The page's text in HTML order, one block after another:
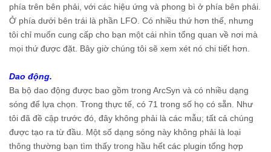
phía trên bên phải, với các hiệu ứng và phong bì ở phía bên phải.
Ở phía dưới bên trái là phần LFO. Có nhiều thứ hơn thế, nhưng
tôi chỉ muốn cung cấp cho bạn một cái nhìn tổng quan về nơi mà
mọi thứ được đặt. Bây giờ chúng tôi sẽ xem xét nó chi tiết hơn.
Dao động.
Ba bộ dao động được bao gồm trong ArcSyn và có nhiều dạng
sóng để lựa chọn. Trong thực tế, có 71 trong số họ có sẵn. Như
tôi đã đề cập trước đó, đây không phải là các mẫu; tất cả chúng
được tạo ra từ đầu. Một số dạng sóng này không phải là loại
thông thường bạn tìm thấy trong hầu hết các plugin tổng hợp